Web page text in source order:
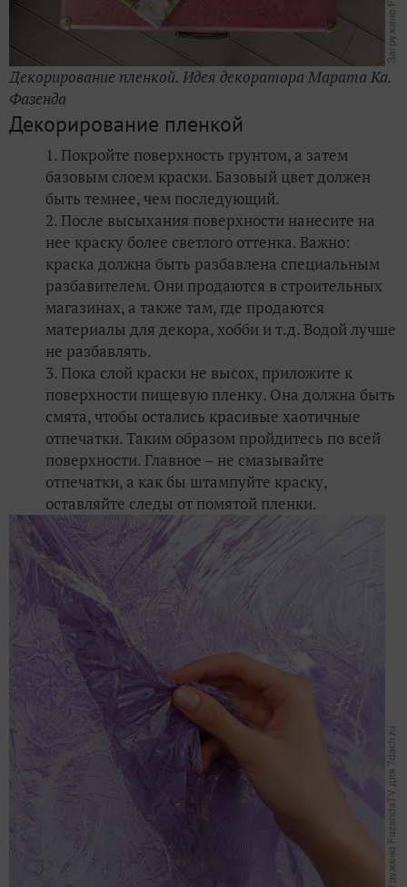
Декорирование пленкой. Идея декоратора Марата Ка.
Фазенда
Декорирование пленкой
Покройте поверхность грунтом, а затем
базовым слоем краски. Базовый цвет должен
быть темнее, чем последующий.
После высыхания поверхности нанесите на
нее краску более светлого оттенка. Важно:
краска должна быть разбавлена специальным
разбавителем. Они продаются в строительных
магазинах, а также там, где продаются
материалы для декора, хобби и т.д. Водой лучше
не разбавлять.
Пока слой краски не высох, приложите к
поверхности пищевую пленку. Она должна быть
смята, чтобы остались красивые хаотичные
отпечатки. Таким образом пройдитесь по всей
поверхности. Главное – не смазывайте
отпечатки, а как бы штампуйте краску,
оставляйте следы от помятой пленки.